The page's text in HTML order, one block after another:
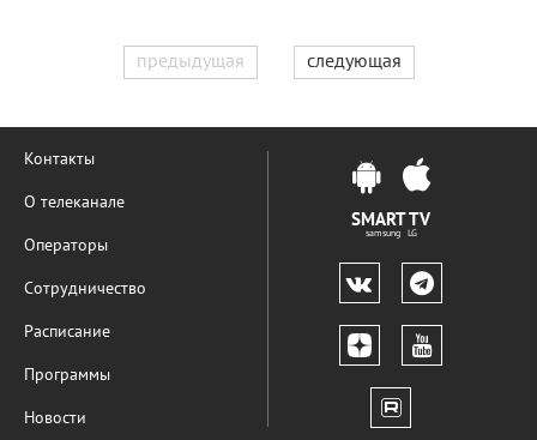
предыдущая следующая
Контакты
О телеканале
Операторы
Сотрудничество
Расписание
Программы
Новости
SMART TV
samsung LG